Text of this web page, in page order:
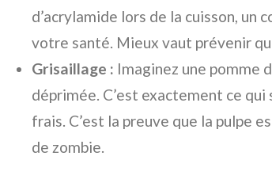
d’acrylamide lors de la cuisson, un
votre santé. Mieux vaut prévenir
Grisaillage : Imaginez une pomme
déprimée. C’est exactement ce
frais. C’est la preuve que la pulpe
de zombie.